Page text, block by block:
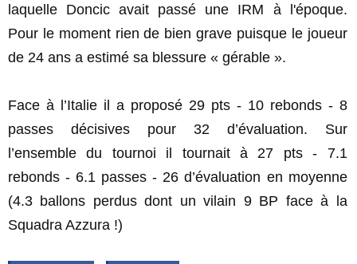
laquelle Doncic avait passé une IRM à l'époque.
Pour le moment rien de bien grave puisque le joueur
de 24 ans a estimé sa blessure « gérable ».
Face à l’Italie il a proposé 29 pts - 10 rebonds - 8
passes décisives pour 32 d’évaluation. Sur
l’ensemble du tournoi il tournait à 27 pts - 7.1
rebonds - 6.1 passes - 26 d’évaluation en moyenne
(4.3 ballons perdus dont un vilain 9 BP face à la
Squadra Azzura !)